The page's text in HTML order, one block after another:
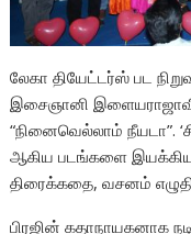
லேகா தியேட்டர்ஸ் பட
இசைஞானி
“நினைவெல்லாம் நீயடா”.
ஆகிய படங்களை
திரைக்கதை, வசனம்
பிரஜின் கதாநாயகனாக